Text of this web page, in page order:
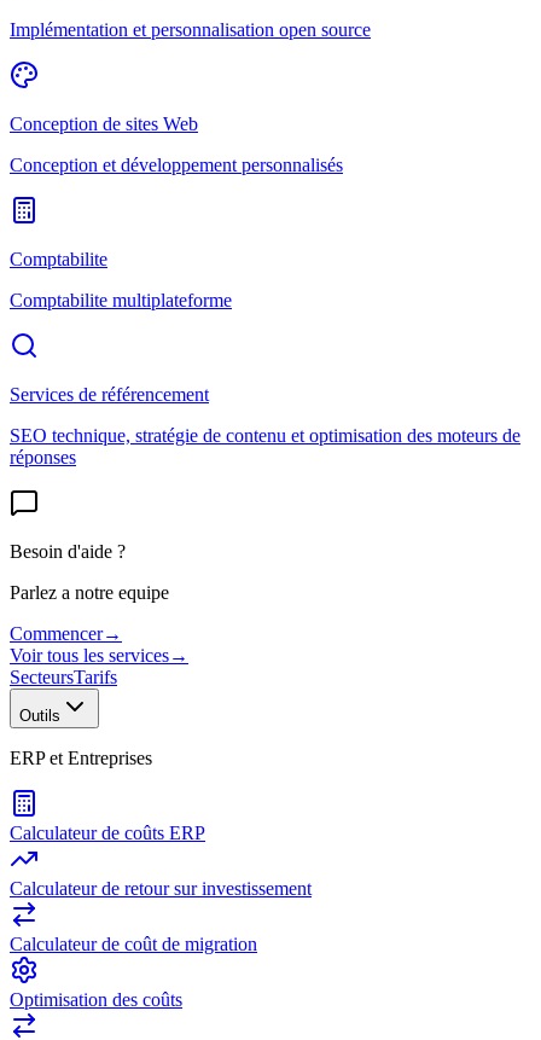
Implémentation et personnalisation open source
Conception de sites Web
Conception et développement personnalisés
Comptabilite
Comptabilite multiplateforme
Services de référencement
SEO technique, stratégie de contenu et optimisation des moteurs de
réponses
Besoin d'aide ?
Parlez a notre equipe
Commencer→
Voir tous les services→
SecteursTarifs
Outils
ERP et Entreprises
Calculateur de coûts ERP
Calculateur de retour sur investissement
Calculateur de coût de migration
Optimisation des coûts